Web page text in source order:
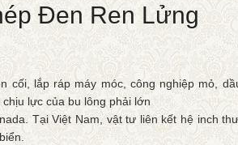
Đen Ren Lửng
cối, lắp ráp máy móc, công nghiệp mỏ,
lực của bu lông phải lớn
Tại Việt Nam, vật tư liên kết hệ inch